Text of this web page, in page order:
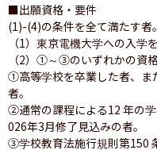
■出願資格・要件
(1)-(4)の条件を全て満たす者。
（1）東京電機大学への入学
（2）①～③のいずれかの資
①高等学校を卒業した者、ま
者。
②通常の課程による12 年の
026年3月修了見込みの者。
③学校教育法施行規則第150